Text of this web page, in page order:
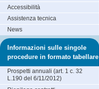
Accessibilità
Assistenza tecnica
News
Informazioni sulle singole
procedure in formato tabellare
Prospetti annuali (art. 1 c. 32
L.190 del 6/11/2012)